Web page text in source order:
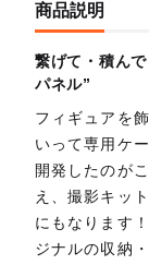
商品説明
繋げて・積ん
パネル”
フィギュアを
いって専用ケ
開発したのが
え、撮影キッ
にもなります
ジナルの収納